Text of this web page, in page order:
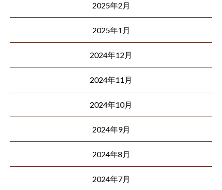
2025年2月
2025年1月
2024年12月
2024年11月
2024年10月
2024年9月
2024年8月
2024年7月